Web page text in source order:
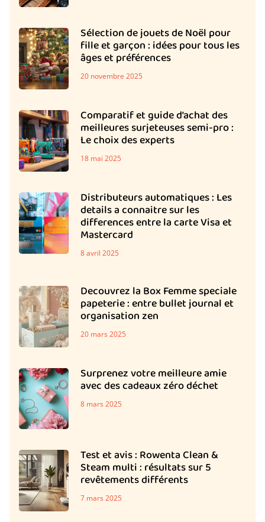
Sélection de jouets de Noël pour
fille et garçon : idées pour tous les
âges et préférences
20 novembre 2025
Comparatif et guide d’achat des
meilleures surjeteuses semi-pro :
Le choix des experts
18 mai 2025
Distributeurs automatiques : Les
details a connaitre sur les
differences entre la carte Visa et
Mastercard
8 avril 2025
Decouvrez la Box Femme speciale
papeterie : entre bullet journal et
organisation zen
20 mars 2025
Surprenez votre meilleure amie
avec des cadeaux zéro déchet
8 mars 2025
Test et avis : Rowenta Clean &
Steam multi : résultats sur 5
revêtements différents
7 mars 2025